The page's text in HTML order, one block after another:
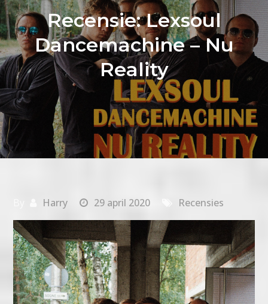
Recensie: Lexsoul
Dancemachine – Nu
Reality
Harry 29 april 2020 Recensies